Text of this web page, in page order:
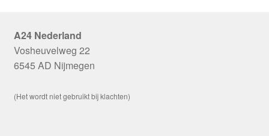
A24 Nederland
Vosheuvelweg 22
6545 AD Nijmegen
(Het wordt niet gebruikt bij klachten)